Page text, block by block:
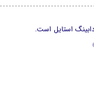
استایل است.